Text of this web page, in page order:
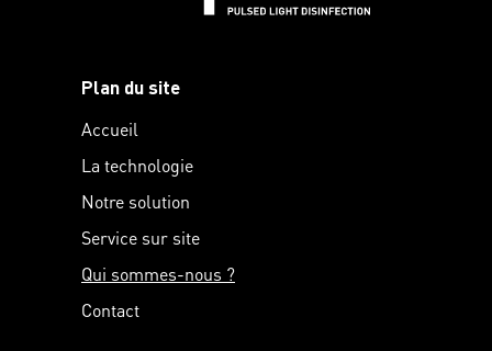
Plan du site
Accueil
La technologie
Notre solution
Service sur site
Qui sommes-nous ?
Contact